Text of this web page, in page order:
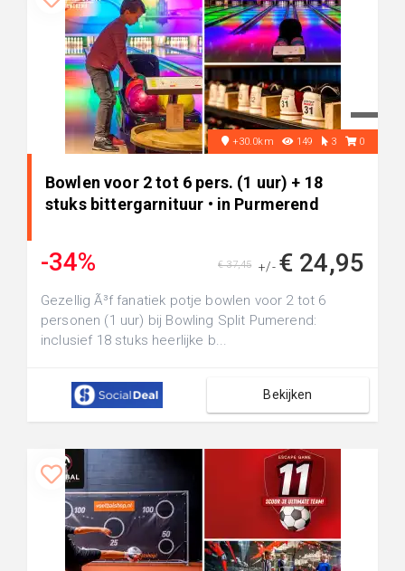
+30.0km 149 3 0
Bowlen voor 2 tot 6 pers. (1 uur) + 18
stuks bittergarnituur • in Purmerend
-34% +/- € 24,95
€ 37,45
Gezellig Ã³f fanatiek potje bowlen voor 2 tot 6
personen (1 uur) bij Bowling Split Pumerend:
inclusief 18 stuks heerlijke b...
Bekijken